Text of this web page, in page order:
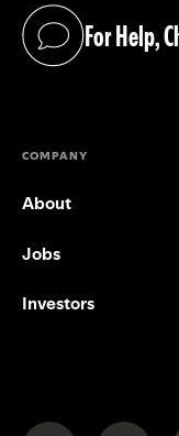
For Help,
(opens in a new
COMPANY
About
Jobs
Investors